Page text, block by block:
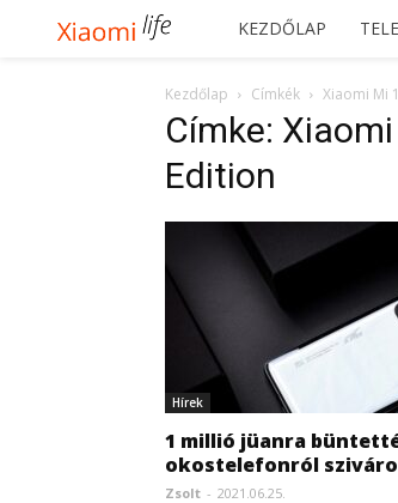
Xiaomilife
KEZDŐLAP
Kezdőlap Címkék Xiaomi Mi
Címke:
Edition
Hírek
1 millió jüanra
okostelefonról
Zsolt - 2021.06.25.